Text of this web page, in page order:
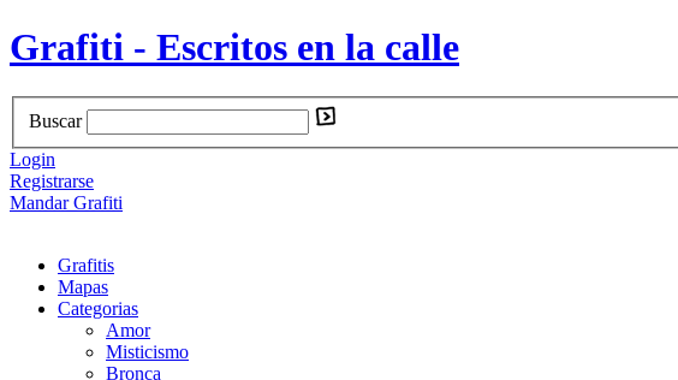
Grafiti - Escritos en la calle
Buscar
Login
Registrarse
Mandar Grafiti
Grafitis
Mapas
Categorias
Amor
Misticismo
Bronca